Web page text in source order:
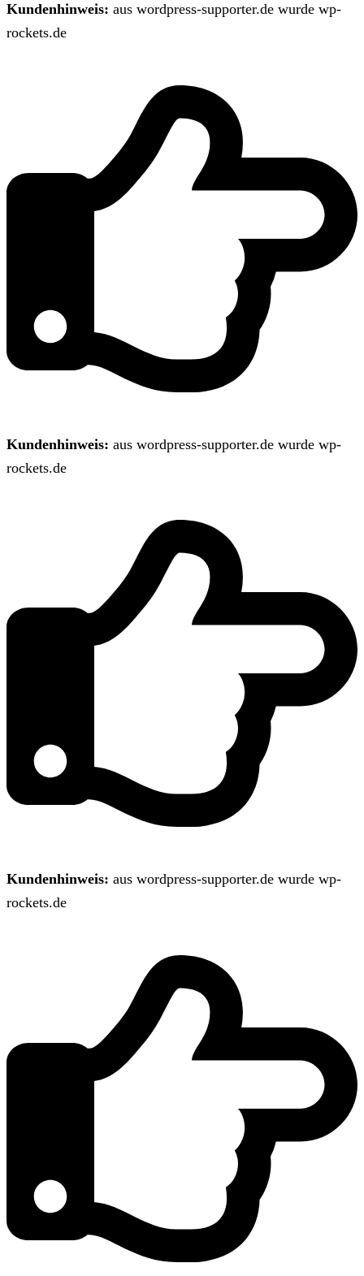
Kundenhinweis: aus wordpress-supporter.de wurde wp-
rockets.de
Kundenhinweis: aus wordpress-supporter.de wurde wp-
rockets.de
Kundenhinweis: aus wordpress-supporter.de wurde wp-
rockets.de